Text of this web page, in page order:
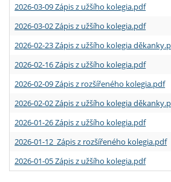
2026-03-09 Zápis z užšího kolegia.pdf
2026-03-02 Zápis z užšího kolegia.pdf
2026-02-23 Zápis z užšího kolegia
2026-02-16 Zápis z užšího kolegia.pdf
2026-02-09 Zápis z rozšířeného kolegia.pdf
2026-02-02 Zápis z užšího kolegia
2026-01-26 Zápis z užšího kolegia.pdf
2026-01-12 Zápis z rozšířeného kolegia.pdf
2026-01-05 Zápis z užšího kolegia.pdf